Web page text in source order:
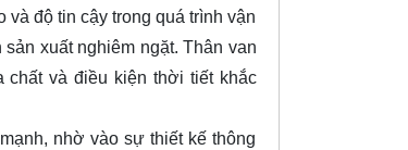
độ tin cậy trong quá trình vận
xuất nghiêm ngặt. Thân van
và điều kiện thời tiết khắc
nhờ vào sự thiết kế thông